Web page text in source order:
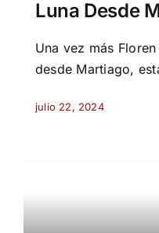
Luna Desde
Una vez más
desde Martiago,
julio 22, 2024